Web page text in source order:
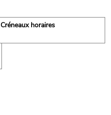
Créneaux horaires